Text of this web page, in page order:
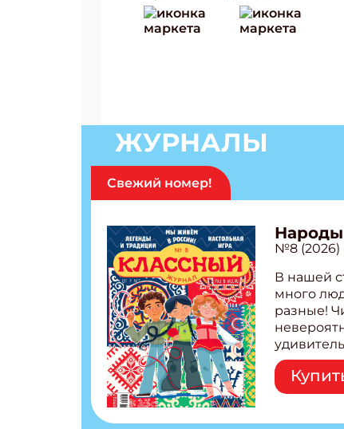
ЖУРНАЛЫ
Свежий номер!
№8 (2026)
В нашей
много
разные!
народов
Легенды
бурятов